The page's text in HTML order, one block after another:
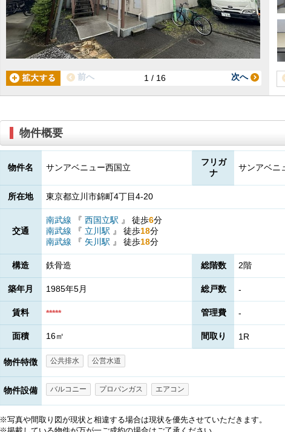
1 / 16
前へ 次へ
物件概要
物件名 サンアベニュー西国立
フリガ
ナ
サンアベニ
所在地 東京都立川市錦町4丁目4-20
交通
南武線 『 西国立駅 』 徒歩6分
南武線
『 立川駅 』 徒歩18分
南武線
『 矢川駅 』 徒歩18分
構造 鉄骨造 総階数 2階
築年月 1985年5月 総戸数 -
賃料 ***** 管理費 -
面積 16㎡ 間取り 1R
物件特徴 公共排水 公営水道
物件設備 バルコニー プロパンガス エアコン
※写真や間取り図が現状と相違する場合は現状を優先させていただきます。